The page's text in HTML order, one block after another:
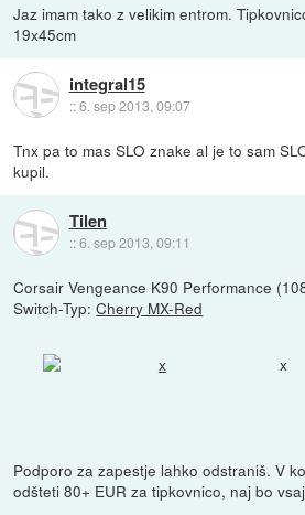
Jaz imam tako z velikim entrom.
19x45cm
integral15
::6. sep 2013, 09:07
Tnx pa to mas SLO znake al je to sam
kupil.
Tilen
::6. sep 2013, 09:11
Corsair Vengeance K90 Performance
Switch-Typ:Cherry MX-Red
x
Podporo za zapestje lahko odstraniš. V
odšteti 80+ EUR za tipkovnico, naj bo